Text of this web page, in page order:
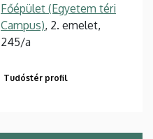
Főépület (Egyetem téri
Campus), 2. emelet,
245/a
Tudóstér profil